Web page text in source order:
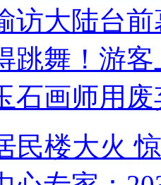
访大陆台
跳舞！游客
石画师用
民楼大火